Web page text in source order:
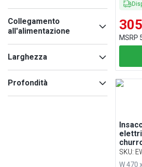
Collegamento
all'alimentazione
Larghezza
Profondità
MSRP
inox -
SKU:
W 470